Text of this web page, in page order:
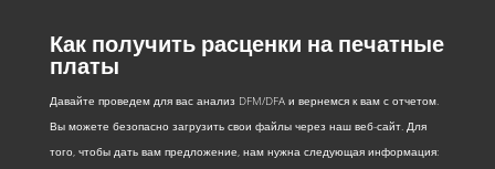
Как получить расценки на печатные
платы
Давайте проведем для вас анализ DFM/DFA и вернемся к вам с отчетом.
Вы можете безопасно загрузить свои файлы через наш веб-сайт. Для
того, чтобы дать вам предложение, нам нужна следующая информация: